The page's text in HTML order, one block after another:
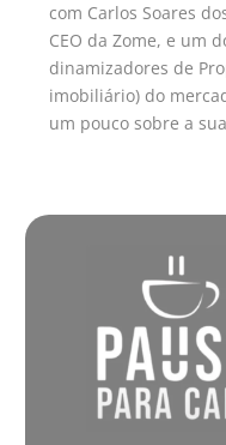
com Carlos Soares
CEO da Zome, e um
dinamizadores de
imobiliário) do
um pouco sobre a